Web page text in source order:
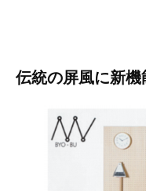
伝統の屏風に新